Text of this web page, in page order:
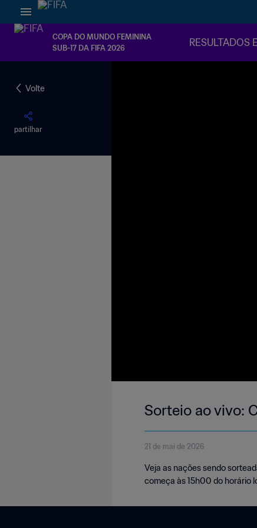
COPA DO MUNDO FEMININA
SUB-17 DA FIFA 2026
RESULTADOS
Volte
partilhar
Sorteio ao vivo:
21 de mai de 2026
Veja as nações sendo
começa às 15h00 do horário